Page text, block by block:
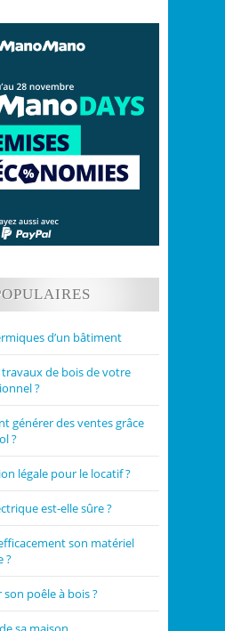
d’un bâtiment
de bois de votre
?
générer des ventes grâce
?
légale pour le locatif ?
est-elle sûre ?
son matériel
?
poêle à bois ?